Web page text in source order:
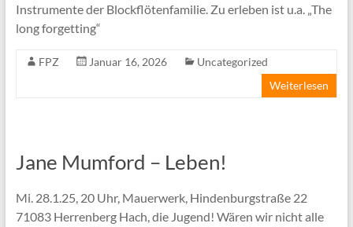
Instrumente der Blockflötenfamilie. Zu erleben ist u.a. „The
long forgetting“
FPZ Januar 16, 2026
Uncategorized
Weiterlesen
Jane Mumford – Leben!
Mi. 28.1.25, 20 Uhr, Mauerwerk, Hindenburgstraße 22
71083 Herrenberg Hach, die Jugend! Wären wir nicht alle